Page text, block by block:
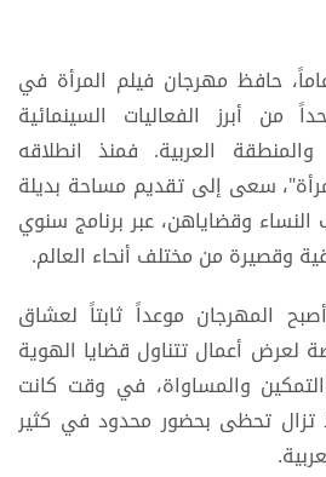
حافظ مهرجان فيلم المرأة في
من أبرز الفعاليات السينمائية
العربية. فمنذ انطلاقه
سعى إلى تقديم مساحة بديلة
النساء وقضاياهن، عبر برنامج سنوي
وقصيرة من مختلف أنحاء العالم.
المهرجان موعداً ثابتاً لعشاق
لعرض أعمال تتناول قضايا الهوية
والمساواة، في وقت كانت
تزال تحظى بحضور محدود في كثير